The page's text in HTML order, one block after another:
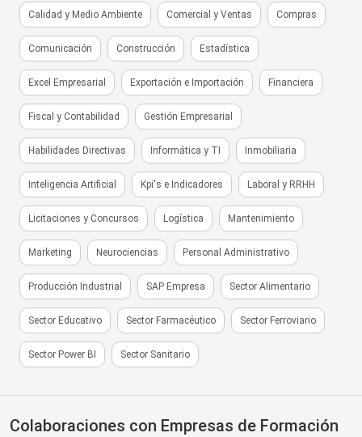
Calidad y Medio Ambiente Comercial y Ventas Compras
Comunicación Construcción Estadística
Excel Empresarial Exportación e Importación Financiera
Fiscal y Contabilidad Gestión Empresarial
Habilidades Directivas Informática y TI Inmobiliaria
Inteligencia Artificial Kpi's e Indicadores Laboral y RRHH
Licitaciones y Concursos Logística Mantenimiento
Marketing Neurociencias Personal Administrativo
Producción Industrial SAP Empresa Sector Alimentario
Sector Educativo Sector Farmacéutico Sector Ferroviario
Sector Power BI Sector Sanitario
Colaboraciones con Empresas de Formación